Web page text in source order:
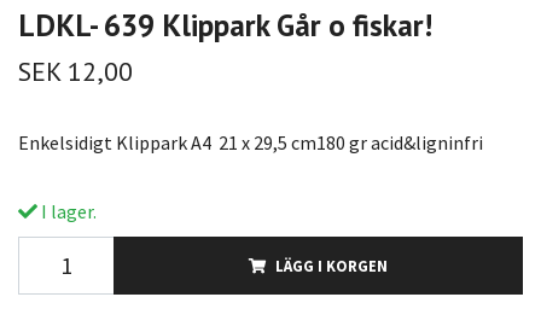
LDKL- 639 Klippark Går o fiskar!
SEK 12,00
Enkelsidigt Klippark A4 21 x 29,5 cm180 gr acid&ligninfri
I lager.
LÄGG I KORGEN